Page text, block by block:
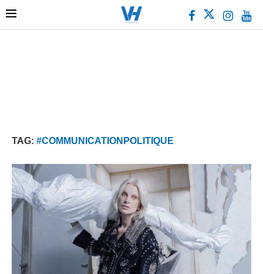
TAG: #COMMUNICATIONPOLITIQUE